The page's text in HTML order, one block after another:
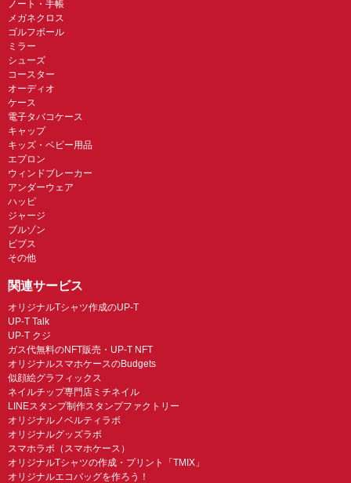
ノート・手帳
メガネクロス
ゴルフボール
ミラー
シューズ
コースター
オーディオ
ケース
電子タバコケース
キャップ
キッズ・ベビー用品
エプロン
ウィンドブレーカー
アンダーウェア
ハッピ
ジャージ
ブルゾン
ビブス
その他
関連サービス
オリジナルTシャツ作成のUP-T
UP-T Talk
UP-T クジ
ガス代無料のNFT販売・UP-T NFT
オリジナルスマホケースのBudgets
似顔絵グラフィックス
ネイルチップ専門店ミチネイル
LINEスタンプ制作スタンプファクトリー
オリジナルノベルティラボ
オリジナルグッズラボ
スマホラボ（スマホケース）
オリジナルTシャツの作成・プリント「TMIX」
オリジナルエコバッグを作ろう！